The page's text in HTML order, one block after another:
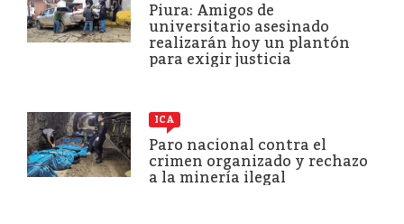
Piura: Amigos de
universitario asesinado
realizarán hoy un plantón
para exigir justicia
ICA
Paro nacional contra el
crimen organizado y rechazo
a la minería ilegal